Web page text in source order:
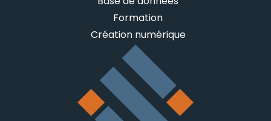
Formation
Création numérique